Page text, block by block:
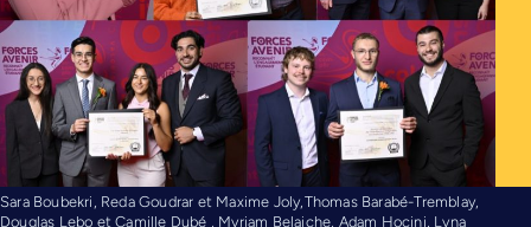
Sara Boubekri, Reda Goudrar et Maxime Joly,Thomas Barabé-Tremblay,
Douglas Lebo et Camille Dubé , Myriam Belaiche, Adam Hocini, Lyna